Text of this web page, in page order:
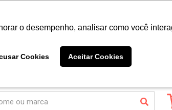
o desempenho, analisar como você
Cookies Aceitar Cookies